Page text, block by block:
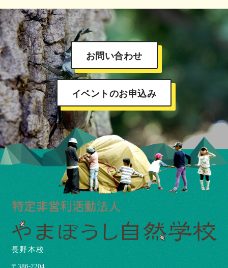
お問い合わせ
イベントのお申込み
長野本校
〒386-2204